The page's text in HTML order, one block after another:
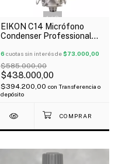
1/3
EIKON C14 Micrófono
Condenser Professional
6 cuotas sin interés de$73.000,00
$585.000,00
$438.000,00
$394.200,00 con Transferencia o
depósito